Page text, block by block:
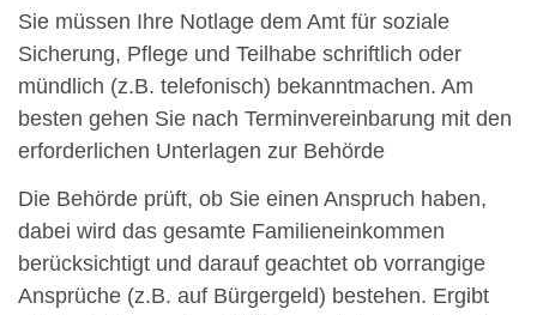
Sie müssen Ihre Notlage dem Amt für soziale
Sicherung, Pflege und Teilhabe schriftlich oder
mündlich (z.B. telefonisch) bekanntmachen. Am
besten gehen Sie nach Terminvereinbarung mit den
erforderlichen Unterlagen zur Behörde
Die Behörde prüft, ob Sie einen Anspruch haben,
dabei wird das gesamte Familieneinkommen
berücksichtigt und darauf geachtet ob vorrangige
Ansprüche (z.B. auf Bürgergeld) bestehen. Ergibt